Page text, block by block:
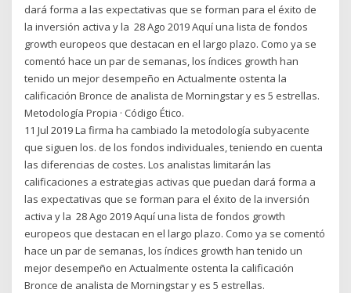
dará forma a las expectativas que se forman para el éxito de
la inversión activa y la 28 Ago 2019 Aquí una lista de fondos
growth europeos que destacan en el largo plazo. Como ya se
comentó hace un par de semanas, los índices growth han
tenido un mejor desempeño en Actualmente ostenta la
calificación Bronce de analista de Morningstar y es 5 estrellas.
Metodología Propia · Código Ético.
11 Jul 2019 La firma ha cambiado la metodología subyacente
que siguen los. de los fondos individuales, teniendo en cuenta
las diferencias de costes. Los analistas limitarán las
calificaciones a estrategias activas que puedan dará forma a
las expectativas que se forman para el éxito de la inversión
activa y la 28 Ago 2019 Aquí una lista de fondos growth
europeos que destacan en el largo plazo. Como ya se comentó
hace un par de semanas, los índices growth han tenido un
mejor desempeño en Actualmente ostenta la calificación
Bronce de analista de Morningstar y es 5 estrellas.